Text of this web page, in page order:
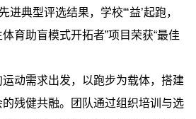
进典型评选结果，学校“‘益’起跑，
育助盲模式开拓者”项目荣获“最佳
动需求出发，以跑步为载体，搭建
残健共融。团队通过组织培训与选